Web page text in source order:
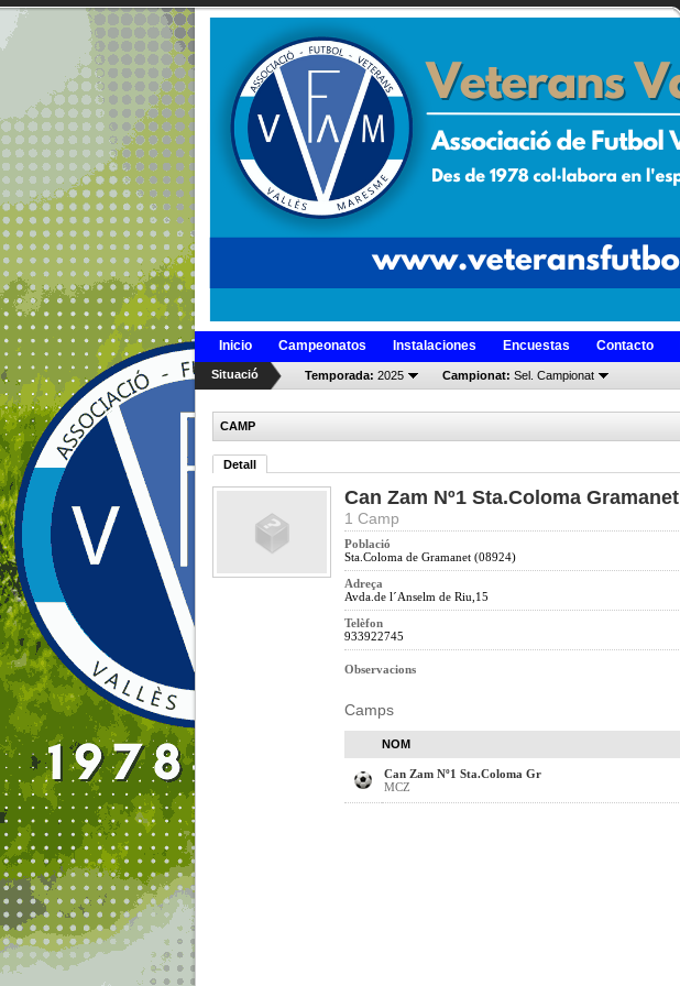
Inicio Campeonatos Instalaciones Encuestas Contacto
Situació Temporada: 2025 Campionat: Sel. Campionat
CAMP
Detall
Can Zam Nº1 Sta.Coloma Gramanet
1 Camp
Població
Sta.Coloma de Gramanet (08924)
Adreça
Avda.de l´Anselm de Riu,15
Telèfon
933922745
Observacions
Camps
NOM
Can Zam Nº1 Sta.Coloma Gr
MCZ